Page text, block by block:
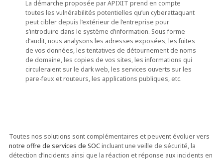
La démarche proposée par APIXIT prend en compte
toutes les vulnérabilités potentielles qu’un cyberattaquant
peut cibler depuis l’extérieur de l’entreprise pour
s’introduire dans le système d’information. Sous forme
d’audit, nous analysons les adresses exposées, les fuites
de vos données, les tentatives de détournement de noms
de domaine, les copies de vos sites, les informations qui
circuleraient sur le dark web, les services ouverts sur les
pare-feux et routeurs, les applications publiques, etc.
Toutes nos solutions sont complémentaires et peuvent évoluer vers
notre offre de services de SOCincluant une veille de sécurité, la
détection d’incidents ainsi que la réaction et réponse aux incidents en